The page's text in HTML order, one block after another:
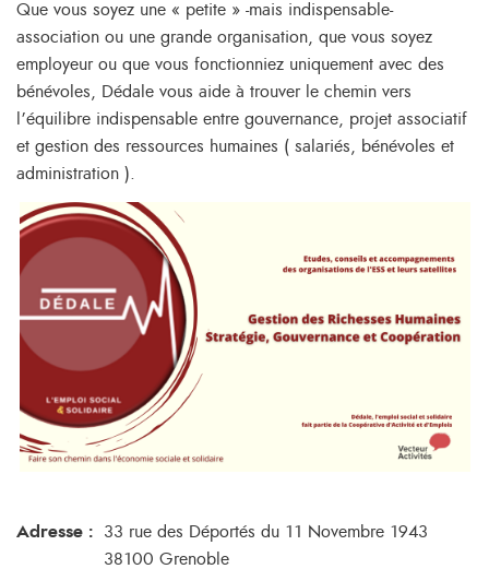
Que vous soyez une « petite » -mais indispensable-
association ou une grande organisation, que vous soyez
employeur ou que vous fonctionniez uniquement avec des
bénévoles, Dédale vous aide à trouver le chemin vers
l’équilibre indispensable entre gouvernance, projet associatif
et gestion des ressources humaines ( salariés, bénévoles et
administration ).
Adresse :
33 rue des Déportés du 11 Novembre 1943
38100 Grenoble